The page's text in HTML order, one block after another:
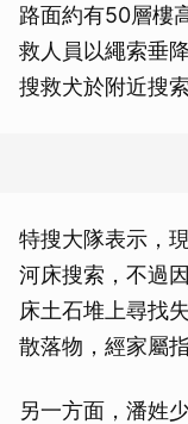
路面約有50層樓
救人員以繩索垂
搜救犬於附近搜索
特搜大隊表示，
河床搜索，不過
床土石堆上尋找
散落物，經家屬指
另一方面，潘姓